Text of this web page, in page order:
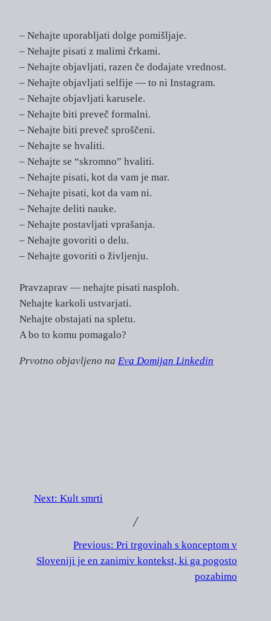
– Nehajte uporabljati dolge pomišljaje.
– Nehajte pisati z malimi črkami.
– Nehajte objavljati, razen če dodajate vrednost.
– Nehajte objavljati selfije — to ni Instagram.
– Nehajte objavljati karusele.
– Nehajte biti preveč formalni.
– Nehajte biti preveč sproščeni.
– Nehajte se hvaliti.
– Nehajte se “skromno” hvaliti.
– Nehajte pisati, kot da vam je mar.
– Nehajte pisati, kot da vam ni.
– Nehajte deliti nauke.
– Nehajte postavljati vprašanja.
– Nehajte govoriti o delu.
– Nehajte govoriti o življenju.
Pravzaprav — nehajte pisati nasploh.
Nehajte karkoli ustvarjati.
Nehajte obstajati na spletu.
A bo to komu pomagalo?
Prvotno objavljeno na Eva Domijan Linkedin
Next: Kult smrti
╱
Previous: Pri trgovinah s konceptom v
Sloveniji je en zanimiv kontekst, ki ga pogosto
pozabimo